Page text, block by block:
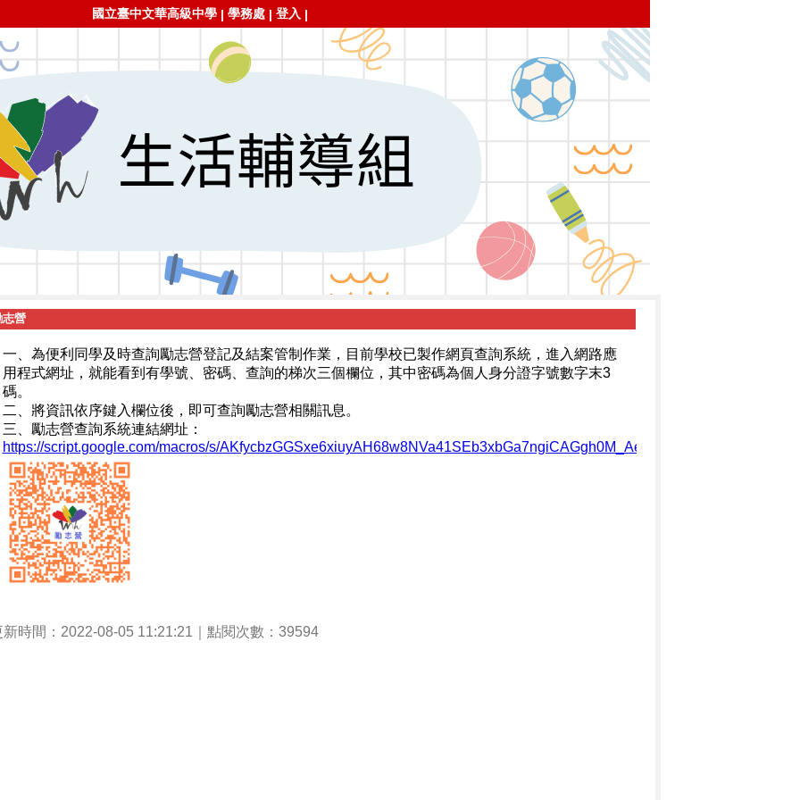
國立臺中文華高級中學 | 學務處 | 登入 |
志營
一、為便利同學及時查詢勵志營登記及結案管制作業，目前學校已製作網頁查詢系統，進入網路應
用程式網址，就能看到有學號、密碼、查詢的梯次三個欄位，其中密碼為個人身分證字號數字末3
碼。
二、將資訊依序鍵入欄位後，即可查詢勵志營相關訊息。
三、勵志營查詢系統連結網址：
https://script.google.com/macros/s/AKfycbzGGSxe6xiuyAH68w8NVa41SEb3xbGa7ngiCAGgh0M_AesmaUOa/exec
新時間：2022-08-05 11:21:21｜點閱次數：39594